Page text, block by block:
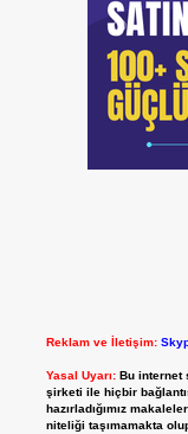
Reklam ve İletişim:
Yasal Uyarı: Bu internet
şirketi ile hiçbir
hazırladığımız
niteliği taşımamakta